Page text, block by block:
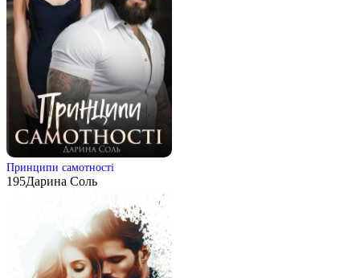
Принципи самотності
195Дарина Соль